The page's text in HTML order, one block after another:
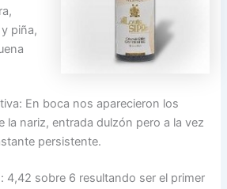
piña,
En boca nos aparecieron los
la nariz, entrada dulzón pero a la vez
persistente.
4,42 sobre 6 resultando ser el primer